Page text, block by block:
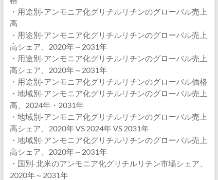
・用途別-アンモニア化グリチルリチンのグローバル売上
高
・用途別-アンモニア化グリチルリチンのグローバル売上
高シェア、2020年～2031年
・用途別-アンモニア化グリチルリチンのグローバル売上
高シェア、2020年～2031年
・用途別-アンモニア化グリチルリチンのグローバル価格
・地域別-アンモニア化グリチルリチンのグローバル売上
高、2024年・2031年
・地域別-アンモニア化グリチルリチンのグローバル売上
高シェア、2020年 VS 2024年 VS 2031年
・地域別-アンモニア化グリチルリチンのグローバル売上
高シェア、2020年～2031年
・国別-北米のアンモニア化グリチルリチン市場シェア、
2020年～2031年